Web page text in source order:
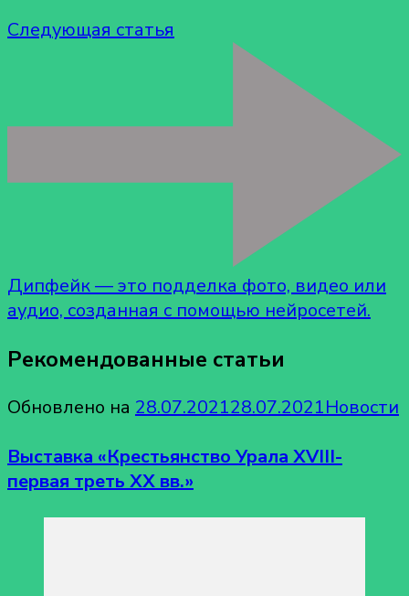
Следующая статья
Дипфейк — это подделка фото, видео или
аудио, созданная с помощью нейросетей.
Рекомендованные статьи
Обновлено на 28.07.202128.07.2021Новости
Выставка «Крестьянство Урала XVIII-
первая треть XX вв.»